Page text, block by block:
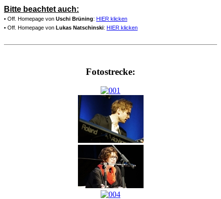
Bitte beachtet auch:
• Off. Homepage von Uschi Brüning: HIER klicken
• Off. Homepage von Lukas Natschinski: HIER klicken
Fotostrecke: